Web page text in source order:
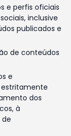
e perfis oficiais
inclusive
publicados e
de conteúdos
e
estritamente
dos
à